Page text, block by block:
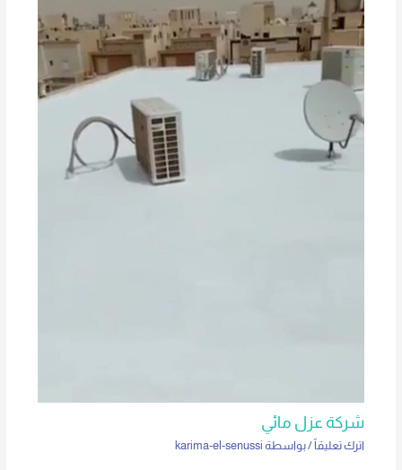
شركة عزل مائي
اترك تعليقاً / بواسطة karima-el-senussi